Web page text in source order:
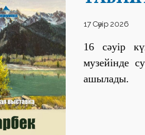
17 Сәуір 2026
16 сәуір
музейінде
ашылады.